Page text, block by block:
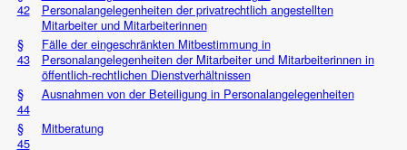
42
Personalangelegenheiten der privatrechtlich angestellten
Mitarbeiter und Mitarbeiterinnen
§
43
Fälle der eingeschränkten Mitbestimmung in
Personalangelegenheiten der Mitarbeiter und Mitarbeiterinnen in
öffentlich-rechtlichen Dienstverhältnissen
§
44
Ausnahmen von der Beteiligung in Personalangelegenheiten
§
45
Mitberatung